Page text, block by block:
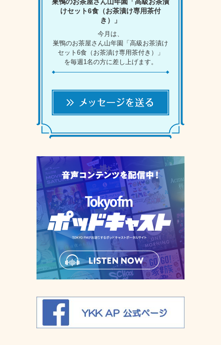
巣鴨のお茶屋さん山年園「高級お茶漬
けセット6食（お茶漬け専用茶付
き）」
今月は、
巣鴨のお茶屋さん山年園「高級お茶漬け
セット6食（お茶漬け専用茶付き）」
を毎週1名の方に差し上げます。